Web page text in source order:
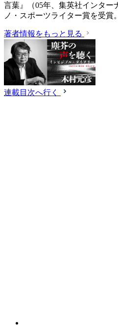
言葉』（05年、集英社インター
ノ・スポーツライター賞を受賞。
著者情報をもっと見る
連載目次へ行く